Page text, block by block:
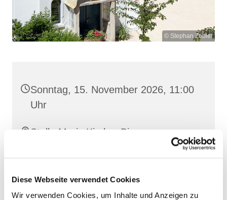
Diese Webseite verwendet Cookies
Wir verwenden Cookies, um Inhalte und Anzeigen zu
© Stephan Zobler
Sonntag, 15. November 2026, 11:00
Uhr
Stella Maris Kirche, Binz,